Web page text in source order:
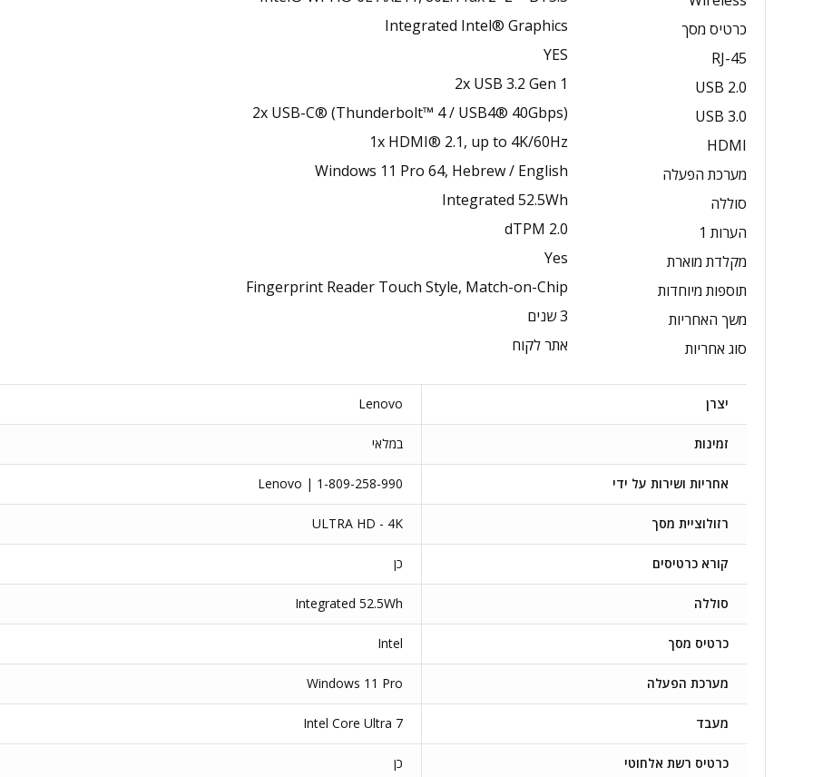
כרטיס מסך
Integrated Intel® Graphics
RJ-45
YES
USB 2.0
2x USB 3.2 Gen 1
USB 3.0
2x USB-C® (Thunderbolt™ 4 / USB4® 40Gbps)
HDMI
1x HDMI® 2.1, up to 4K/60Hz
מערכת הפעלה
Windows 11 Pro 64, Hebrew / English
סוללה
Integrated 52.5Wh
הערות 1
dTPM 2.0
מקלדת מוארת
Yes
תוספות מיוחדות
Fingerprint Reader Touch Style, Match-on-Chip
משך האחריות
3 שנים
סוג אחריות
אתר לקוח
יצרן Lenovo
זמינות במלאי
אחריות ושירות על ידי Lenovo | 1-809-258-990
רזולוציית מסך ULTRA HD - 4K
קורא כרטיסים כן
סוללה Integrated 52.5Wh
כרטיס מסך Intel
מערכת הפעלה Windows 11 Pro
מעבד Intel Core Ultra 7
כרטיס רשת אלחוטי כן